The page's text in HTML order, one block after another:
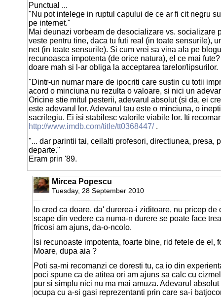
Punctual ...
"Nu pot intelege in ruptul capului de ce ar fi cit negru
pe internet."
Mai deunazi vorbeam de desocializare vs. socializare
veste pentru tine, daca tu futi real (in toate sensurile),
net (in toate sensurile). Si cum vrei sa vina ala pe
recunoasca impotenta (de orice natura), el ce mai
doare mah si l-ar obliga la acceptarea tarelor/lipsurilor.
"Dintr-un numar mare de ipocriti care sustin cu totii
acord o minciuna nu rezulta o valoare, si nici un
Oricine stie mitul pesterii, adevarul absolut (si da, ei
este adevarul lor. Adevarul tau este o minciuna, o
sacrilegiu. Ei isi stabilesc valorile viabile lor. Iti
http://www.imdb.com/title/tt0368447/.
"... dar parintii tai, ceilalti profesori, directiunea, presa,
departe."
Eram prin '89.
Mircea Popescu
Tuesday, 28 September 2010
Io cred ca doare, da' durerea-i ziditoare, nu pricep de
scape din vedere ca numa-n durere se poate face
fricosi am ajuns, da-o-ncolo.
Isi recunoaste impotenta, foarte bine, rid fetele de el,
Moare, dupa aia ?
Poti sa-mi recomanzi ce doresti tu, ca io din
poci spune ca de atitea ori am ajuns sa calc cu
pur si simplu nici nu ma mai amuza. Adevarul
ocupa cu a-si gasi reprezentanti prin care sa-i